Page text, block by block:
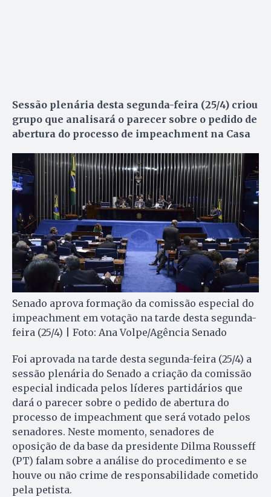
Sessão plenária desta segunda-feira (25/4) criou
grupo que analisará o parecer sobre o pedido de
abertura do processo de impeachment na Casa
Senado aprova formação da comissão especial do
impeachment em votação na tarde desta segunda-
feira (25/4) | Foto: Ana Volpe/Agência Senado
Foi aprovada na tarde desta segunda-feira (25/4) a
sessão plenária do Senado a criação da comissão
especial indicada pelos líderes partidários que
dará o parecer sobre o pedido de abertura do
processo de impeachment que será votado pelos
senadores. Neste momento, senadores de
oposição de da base da presidente Dilma Rousseff
(PT) falam sobre a análise do procedimento e se
houve ou não crime de responsabilidade cometido
pela petista.